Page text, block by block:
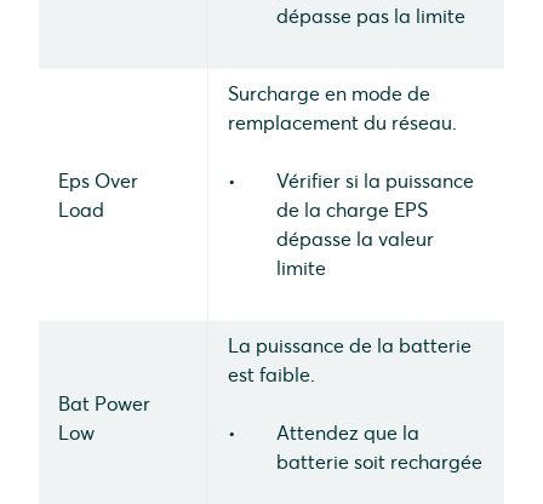
dépasse pas la limite
Eps Over
Load
Surcharge en mode de
remplacement du réseau.
Vérifier si la puissance
de la charge EPS
dépasse la valeur
limite
Bat Power
Low
La puissance de la batterie
est faible.
Attendez que la
batterie soit rechargée